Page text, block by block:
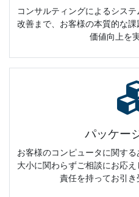
コンサルティングによるシス
改善まで、お客様の本質的な
価値向上を
パッケー
お客様のコンピュータに関す
大小に関わらずご相談にお応
責任を持ってお引き